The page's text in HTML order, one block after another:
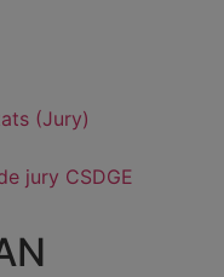
(Jury)
jury CSDGE